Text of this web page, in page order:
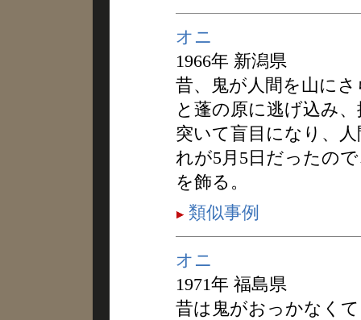
オニ
1966年 新潟県
昔、鬼が人間を山に
と蓬の原に逃げ込み
突いて盲目になり、
れが5月5日だったの
を飾る。
類似事例
オニ
1971年 福島県
昔は鬼がおっかなく